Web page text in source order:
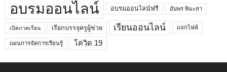
อบรมออนไลน์ อบรมออนไลน์ฟรี อัมพร พินะสา
เปิดภาคเรียน เรียกบรรจุครูผู้ช่วย เรียนออนไลน์ แจกไฟล์
แผนการจัดการเรียนรู้ โควิด 19